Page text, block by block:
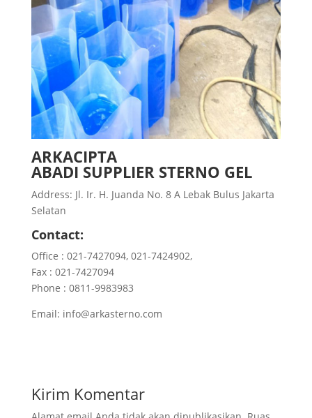
ARKACIPTA
ABADI SUPPLIER STERNO GEL
Address: Jl. Ir. H. Juanda No. 8 A Lebak Bulus Jakarta
Selatan
Contact:
Office : 021-7427094, 021-7424902,
Fax : 021-7427094
Phone : 0811-9983983
Email: info@arkasterno.com
Kirim Komentar